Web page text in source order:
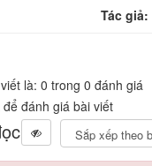
Tác giả:
là: 0 trong 0 đánh giá
để đánh giá bài viết